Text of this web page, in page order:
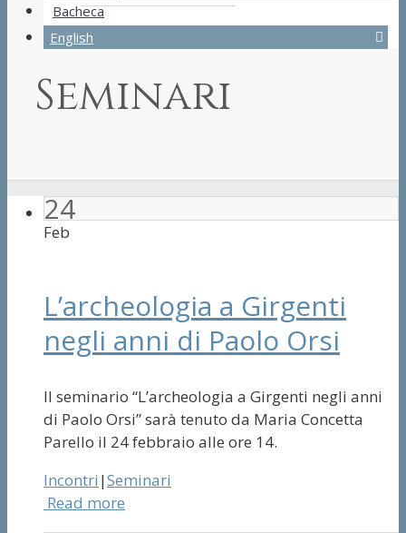
Bacheca
English
Seminari
24
Feb
L’archeologia a Girgenti
negli anni di Paolo Orsi
Il seminario “L’archeologia a Girgenti negli anni
di Paolo Orsi” sarà tenuto da Maria Concetta
Parello il 24 febbraio alle ore 14.
Incontri |Seminari
Read more